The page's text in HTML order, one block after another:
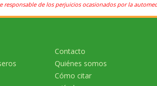
responsable de los perjuicios ocasionados por la
Contacto
Quiénes somos
Cómo citar